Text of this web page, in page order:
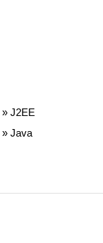
» J2EE
» Java